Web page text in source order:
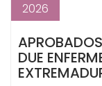
2026
DUE